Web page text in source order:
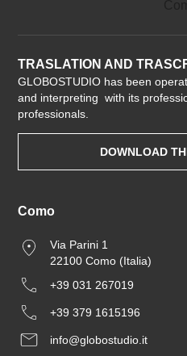
TRASLATION AND
GLOBOSTUDIO has been
and interpreting with its
professionals.
DOWNLOAD
Como
Via Parini 1
22100 Como (Italia)
+39 031 267019
+39 379 1615196
info@globostudio.it